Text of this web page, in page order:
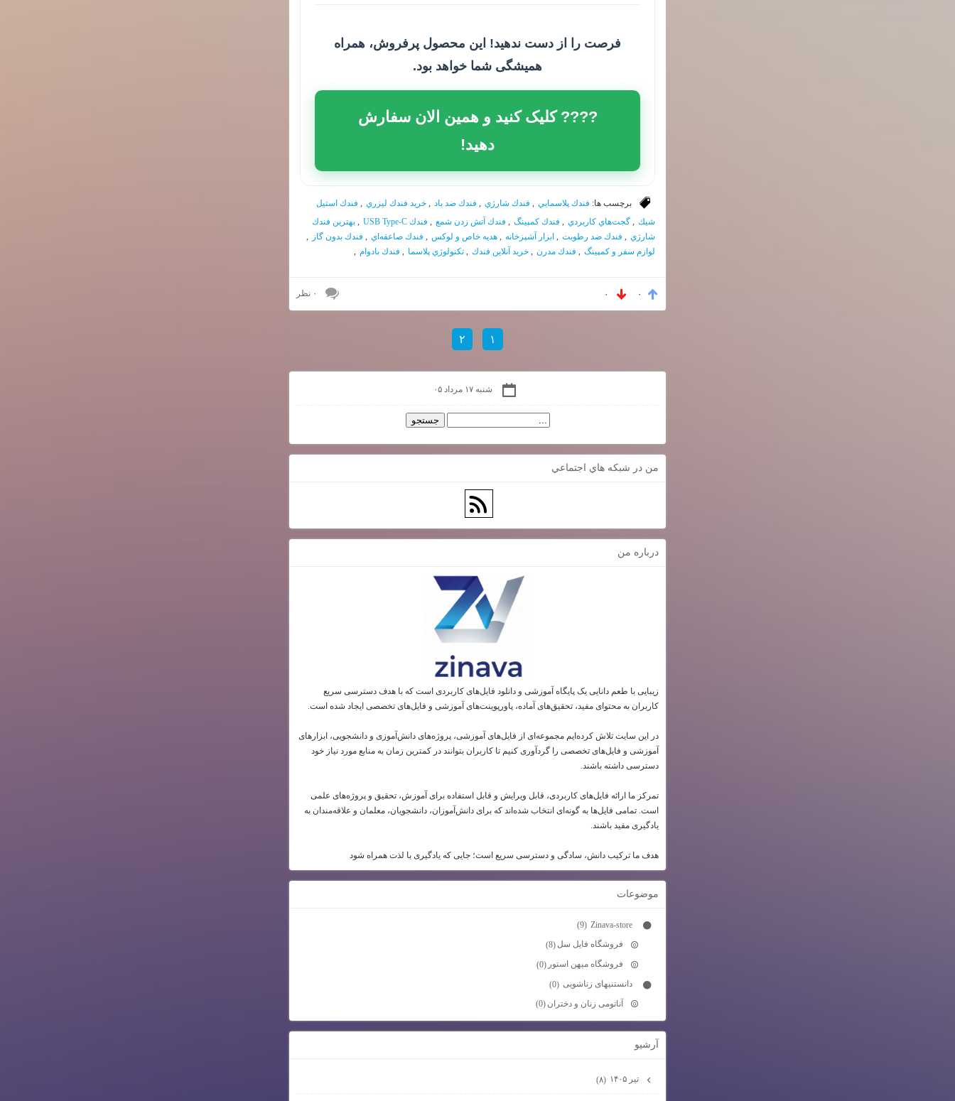
فرصت را از دست ندهید! این محصول پرفروش، همراه
همیشگی شما خواهد بود.
???? کلیک کنید و همین الان سفارش
دهید!
برچسب ها: فندك پلاسمايي , فندك شارژي , فندك ضد باد , خريد فندك ليزري , فندك استيل
شيك , گجت‌هاي كاربردي , فندك كمپينگ , فندك آتش زدن شمع , فندك USB Type-C , بهترين فندك
شارژي , فندك ضد رطوبت , ابزار آشپزخانه , هديه خاص و لوكس , فندك صاعقه‌اي , فندك بدون گاز
,
لوازم سفر و كمپينگ , فندك مدرن , خريد آنلاين فندك , تكنولوژي پلاسما , فندك بادوام ,
۰ ۰ ۰ نظر
۱ ۲
شنبه ۱۷ مرداد ۰۵
من در شبكه هاي اجتماعي
درباره من
زیبایی با طعم دانایی یک پایگاه آموزشی و دانلود فایل‌های کاربردی است که با هدف دسترسی سریع
کاربران به محتوای مفید، تحقیق‌های آماده، پاورپوینت‌های آموزشی و فایل‌های تخصصی ایجاد شده است.
در این سایت تلاش کرده‌ایم مجموعه‌ای از فایل‌های آموزشی، پروژه‌های دانش‌آموزی و دانشجویی، ابزارهای
آموزشی و فایل‌های تخصصی را گردآوری کنیم تا کاربران بتوانند در کمترین زمان به منابع مورد نیاز خود
دسترسی داشته باشند.
تمرکز ما ارائه فایل‌های کاربردی، قابل ویرایش و قابل استفاده برای آموزش، تحقیق و پروژه‌های علمی
است. تمامی فایل‌ها به گونه‌ای انتخاب شده‌اند که برای دانش‌آموزان، دانشجویان، معلمان و علاقه‌مندان به
یادگیری مفید باشند.
هدف ما ترکیب دانش، سادگی و دسترسی سریع است؛ جایی که یادگیری با لذت همراه شود
موضوعات
(9)
فروشگاه فایل سل (8)
فروشگاه میهن استور (0)
دانستنیهای زناشویی (0)
آناتومی زنان و دختران (0)
آرشيو
تیر ۱۴۰۵ (۸)